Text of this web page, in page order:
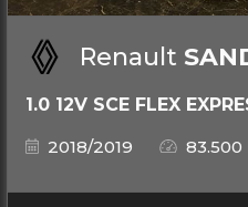
Renault
1.0 12V SCE FLEX
2018/2019
83.500